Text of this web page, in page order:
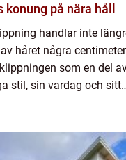
konung på nära håll
handlar inte
håret några
som en del
stil, sin vardag och sitt